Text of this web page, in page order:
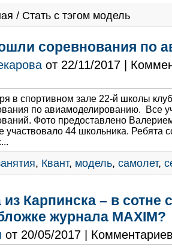
/ Стать с тэгом модель
соревнования по
от 22/11/2017 |
в спортивном зале 22-й школы
по авиамоделированию. Все
Фото предоставлено
участвовало 44 школьника. Ребята
, Квант, модель, самолет,
Карпинска – в
журнала MAXIM?
от 20/05/2017 |